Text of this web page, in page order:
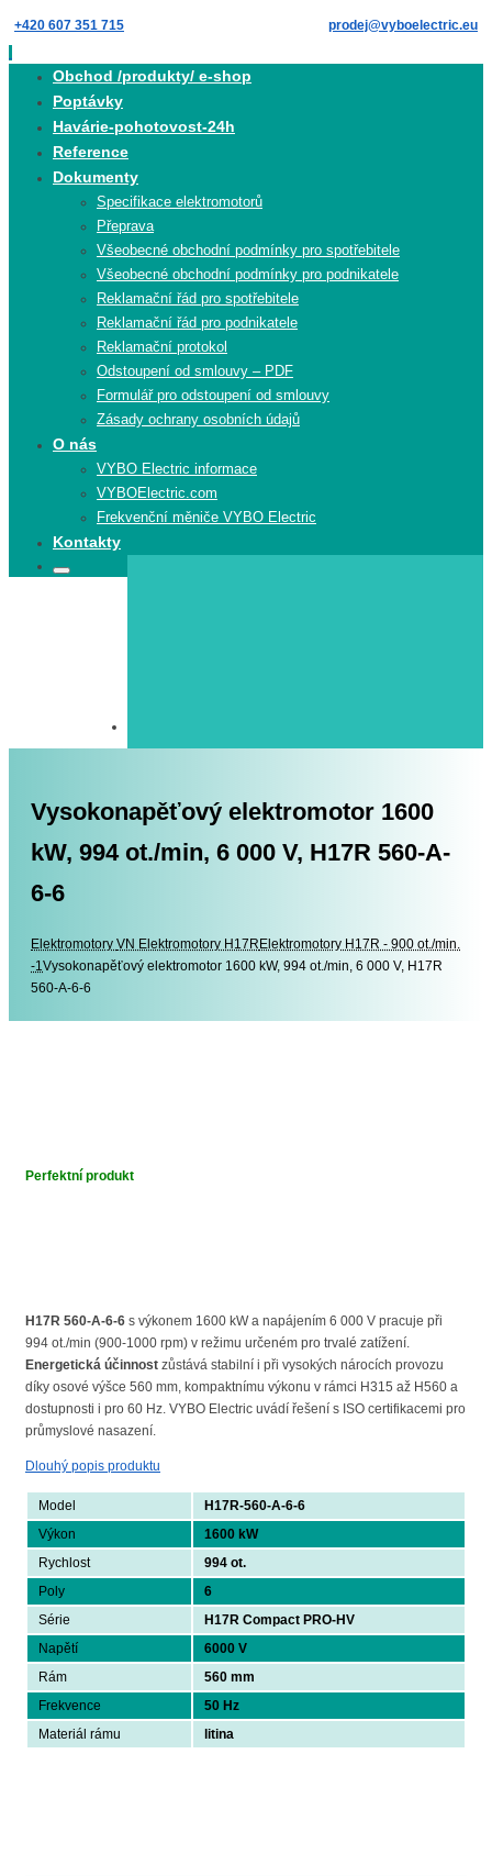
Skip
to
content
+420 607 351 715 prodej@vyboelectric.eu
Obchod /produkty/ e-shop
Poptávky
Havárie-pohotovost-24h
Reference
Dokumenty
Specifikace elektromotorů
Přeprava
Všeobecné obchodní podmínky pro spotřebitele
Všeobecné obchodní podmínky pro podnikatele
Reklamační řád pro spotřebitele
Reklamační řád pro podnikatele
Reklamační protokol
Odstoupení od smlouvy – PDF
Formulář pro odstoupení od smlouvy
Zásady ochrany osobních údajů
O nás
VYBO Electric informace
VYBOElectric.com
Frekvenční měniče VYBO Electric
Kontakty
Search
Search
Vysokonapěťový elektromotor 1600
kW, 994 ot./min, 6 000 V, H17R 560-A-
6-6
Elektromotory Elektromotory
VN Elektromotory H17R Elektromotory H17R - 900 ot./min.
-1Vysokonapěťový elektromotor 1600 kW, 994 ot./min, 6 000 V, H17R
560-A-6-6
Perfektní produkt
H17R 560-A-6-6 s výkonem 1600 kW a napájením 6 000 V pracuje při
994 ot./min (900-1000 rpm) v režimu určeném pro trvalé zatížení.
Energetická účinnost zůstává stabilní i při vysokých nárocích provozu
díky osové výšce 560 mm, kompaktnímu výkonu v rámci H315 až H560 a
dostupnosti i pro 60 Hz. VYBO Electric uvádí řešení s ISO certifikacemi pro
průmyslové nasazení.
Dlouhý popis produktu
Model
H17R-560-A-6-6
Výkon
1600 kW
Rychlost
994 ot.
Poly
6
Série
H17R Compact PRO-HV
Napětí
6000 V
Rám
560 mm
Frekvence
50 Hz
Materiál rámu
litina